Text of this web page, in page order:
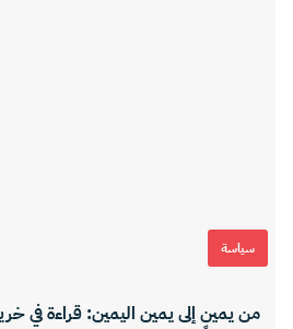
سياسة
من يمينٍ إلى يمين اليمين: قراءة في